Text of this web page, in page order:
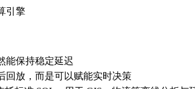
引擎
能保持稳定延迟
回放，而是可以赋能实时决策